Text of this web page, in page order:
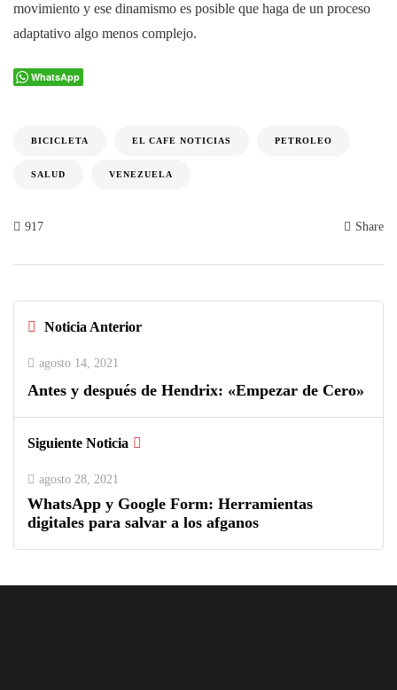
movimiento y ese dinamismo es posible que haga de un proceso
adaptativo algo menos complejo.
WhatsApp
BICICLETA EL CAFE NOTICIAS PETROLEO
SALUD VENEZUELA
917 Share
Noticia Anterior
agosto 14, 2021
Antes y después de Hendrix: «Empezar de Cero»
Siguiente Noticia
agosto 28, 2021
WhatsApp y Google Form: Herramientas
digitales para salvar a los afganos